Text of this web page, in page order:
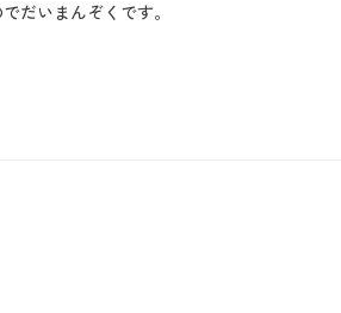
だいまんぞくです。